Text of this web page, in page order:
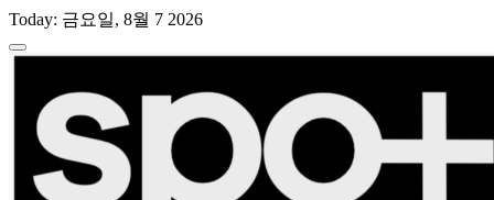
Skip
content
Today: 금요일, 8월 7 2026